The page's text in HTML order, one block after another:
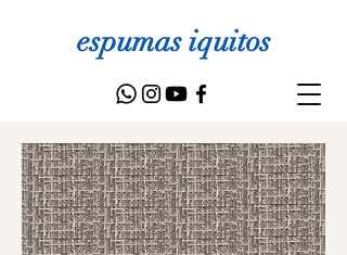
espumas iquitos